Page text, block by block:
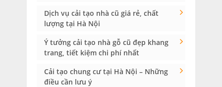
Dịch vụ cải tạo nhà cũ giá rẻ, chất
lượng tại Hà Nội
Ý tưởng cải tạo nhà gỗ cũ đẹp khang
trang, tiết kiệm chi phí nhất
Cải tạo chung cư tại Hà Nội – Những
điều cần lưu ý